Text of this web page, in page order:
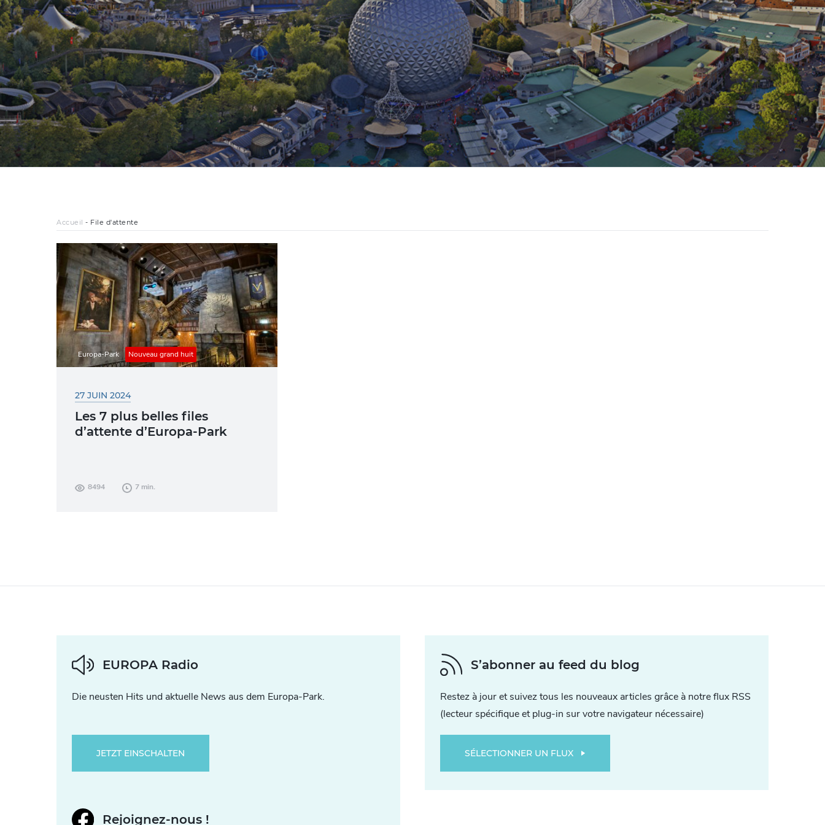
Accueil - File d'attente
Europa-Park Nouveau grand huit
27 JUIN 2024
Les 7 plus belles files
d’attente d’Europa-Park
longues, mais à Europa-Park, nous
8494 7 min.
EUROPA Radio
Die neusten Hits und aktuelle News aus dem Europa-Park.
JETZT EINSCHALTEN
S’abonner au feed du blog
Restez à jour et suivez tous les nouveaux articles grâce à notre flux RSS
(lecteur spécifique et plug-in sur votre navigateur nécessaire)
SÉLECTIONNER UN FLUX
Rejoignez-nous !